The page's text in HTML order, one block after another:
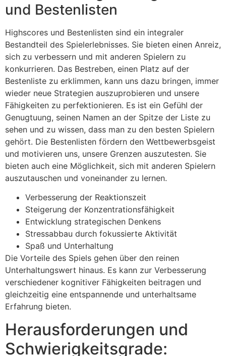
und Bestenlisten
Highscores und Bestenlisten sind ein integraler
Bestandteil des Spielerlebnisses. Sie bieten einen Anreiz,
sich zu verbessern und mit anderen Spielern zu
konkurrieren. Das Bestreben, einen Platz auf der
Bestenliste zu erklimmen, kann uns dazu bringen, immer
wieder neue Strategien auszuprobieren und unsere
Fähigkeiten zu perfektionieren. Es ist ein Gefühl der
Genugtuung, seinen Namen an der Spitze der Liste zu
sehen und zu wissen, dass man zu den besten Spielern
gehört. Die Bestenlisten fördern den Wettbewerbsgeist
und motivieren uns, unsere Grenzen auszutesten. Sie
bieten auch eine Möglichkeit, sich mit anderen Spielern
auszutauschen und voneinander zu lernen.
Verbesserung der Reaktionszeit
Steigerung der Konzentrationsfähigkeit
Entwicklung strategischen Denkens
Stressabbau durch fokussierte Aktivität
Spaß und Unterhaltung
Die Vorteile des Spiels gehen über den reinen
Unterhaltungswert hinaus. Es kann zur Verbesserung
verschiedener kognitiver Fähigkeiten beitragen und
gleichzeitig eine entspannende und unterhaltsame
Erfahrung bieten.
Herausforderungen und
Schwierigkeitsgrade: